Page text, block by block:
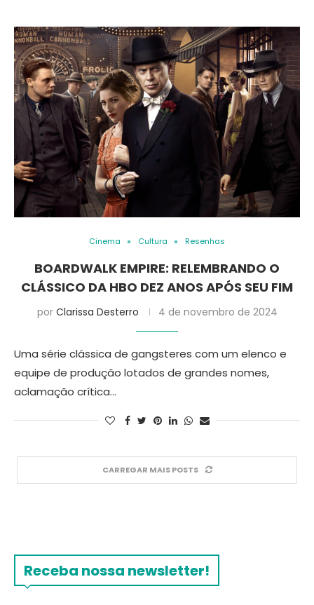
Cinema Cultura Resenhas
BOARDWALK EMPIRE: RELEMBRANDO O
CLÁSSICO DA HBO DEZ ANOS APÓS SEU FIM
por Clarissa Desterro 4 de novembro de 2024
Uma série clássica de gangsteres com um elenco e
equipe de produção lotados de grandes nomes,
aclamação crítica…
CARREGAR MAIS POSTS
Receba nossa newsletter!